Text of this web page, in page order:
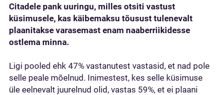
Citadele pank uuringu, milles otsiti vastust
küsimusele, kas käibemaksu tõusust tulenevalt
plaanitakse varasemast enam naaberriikidesse
ostlema minna.
Ligi pooled ehk 47% vastanutest vastasid, et nad pole
selle peale mõelnud. Inimestest, kes selle küsimuse
üle eelnevalt juurelnud olid, vastas 59%, et ei plaani